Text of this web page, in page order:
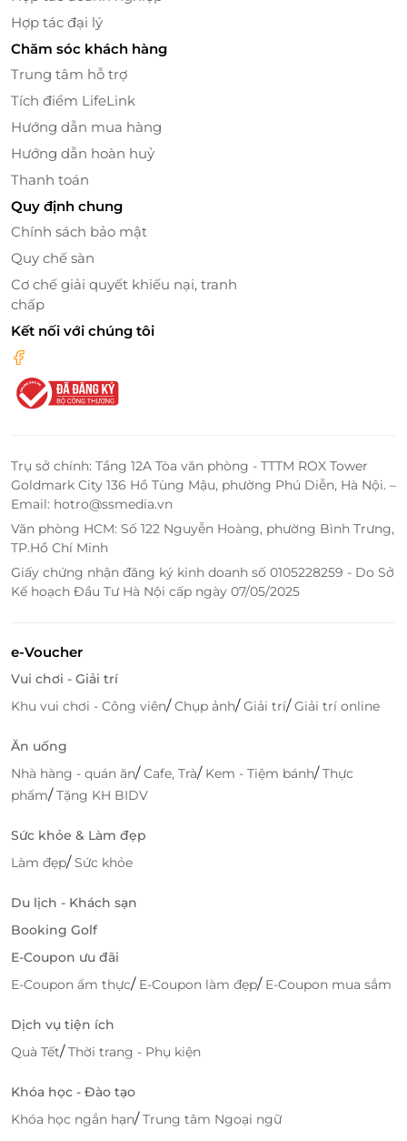
Đặt thẻ quà tặng ngay tại
hảo cho tín đồ ẩm thực!
Hợp tác đại lý
Chăm sóc khách hàng
Trung tâm hỗ trợ
Tích điểm LifeLink
Hướng dẫn mua hàng
Hướng dẫn hoàn huỷ
Thanh toán
Quy định chung
Chính sách bảo mật
Quy chế sàn
Cơ chế giải quyết khiếu nại, tranh
chấp
Kết nối với chúng tôi
Trụ sở chính: Tầng 12A Tòa văn phòng - TTTM ROX Tower
Goldmark City 136 Hồ Tùng Mậu, phường Phú Diễn, Hà Nội. –
Email: hotro@ssmedia.vn
Văn phòng HCM: Số 122 Nguyễn Hoàng, phường Bình Trưng,
TP.Hồ Chí Minh
Giấy chứng nhận đăng ký kinh doanh số 0105228259 - Do Sở
Kế hoạch Đầu Tư Hà Nội cấp ngày 07/05/2025
e-Voucher
Vui chơi - Giải trí
Khu vui chơi - Công viên/Chụp ảnh/Giải trí/Giải trí online
Ăn uống
Nhà hàng - quán ăn/Cafe, Trà/ Kem - Tiệm bánh/Thực
phẩm/Tặng KH BIDV
Sức khỏe & Làm đẹp
Làm đẹp/Sức khỏe
Du lịch - Khách sạn
Booking Golf
E-Coupon ưu đãi
E-Coupon ẩm thực/ E-Coupon làm đẹp/ E-Coupon mua sắm
Dịch vụ tiện ích
Quà Tết/Thời trang - Phụ kiện
Khóa học - Đào tạo
Khóa học ngắn hạn/Trung tâm Ngoại ngữ